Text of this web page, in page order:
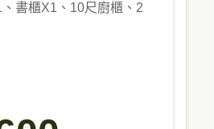
書櫃X1、10尺廚櫃、2